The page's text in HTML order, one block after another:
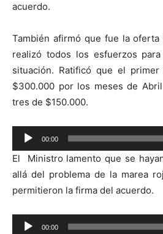
acuerdo.
También afirmó que fue la
realizó todos los esfuerzos
situación. Ratificó que el
$300.000 por los meses de
tres de $150.000.
Reproductor
de
audio
00:00
El Ministro lamento que se
allá del problema de la marea
permitieron la firma del acuerdo.
Reproductor
00:00